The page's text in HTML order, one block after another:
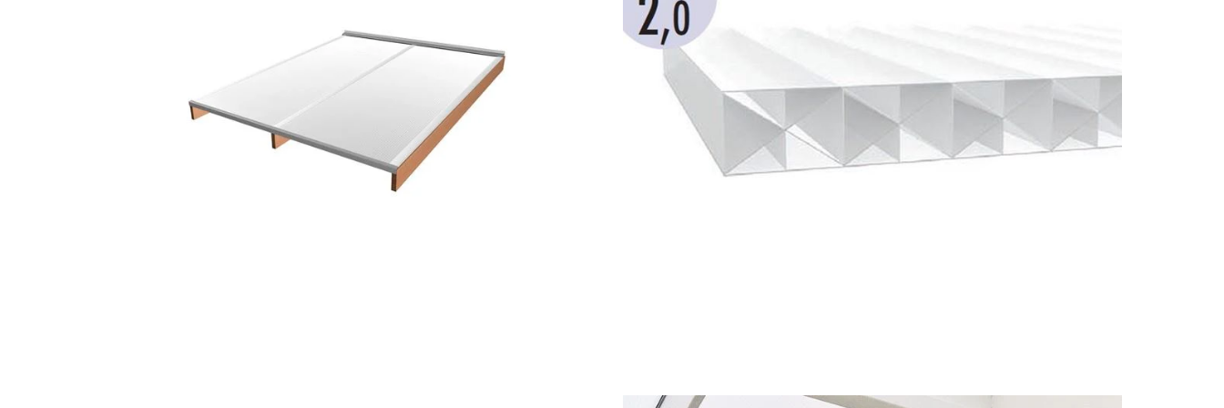
Låt oss exaktkapa ditt kanalplasttak
Vid köp av kanalplasttak i ett komplett uterum kan du nu få ditt tak exaktkapat. Låt oss då exaktkapa både profiler och
takskivorna helt enligt dina specifika mått. Med exaktkapning slipper du städa plast- och metallspån i trädgården, dessutom
värnar du om miljön eftersom vi tar hand om allt spill och ser till att det återanvänds till 100%! Köp exaktkapning direkt i
Uterumsguiden eller kontakta en säljare för att skapa en korrekt ritning, unik för ditt uterum!